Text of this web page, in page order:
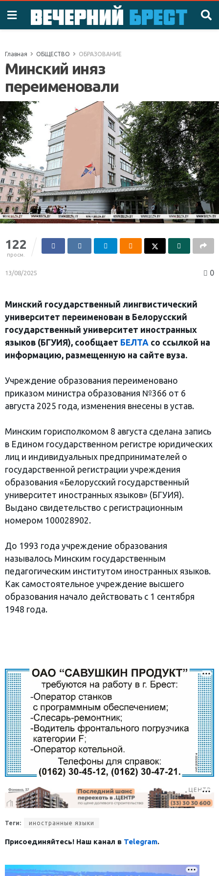
Главная ОБЩЕСТВО ОБРАЗОВАНИЕ
Минский иняз
переименовали
122
просм.
13/08/2025 0
Минский государственный лингвистический
университет переименован в Белорусский
государственный университет иностранных
языков (БГУИЯ), сообщает БЕЛТА со ссылкой на
информацию, размещенную на сайте вуза.
Учреждение образования переименовано
приказом министра образования №366 от 6
августа 2025 года, изменения внесены в устав.
Минским горисполкомом 8 августа сделана запись
в Едином государственном регистре юридических
лиц и индивидуальных предпринимателей о
государственной регистрации учреждения
образования «Белорусский государственный
университет иностранных языков» (БГУИЯ).
Выдано свидетельство с регистрационным
номером 100028902.
До 1993 года учреждение образования
называлось Минским государственным
педагогическим институтом иностранных языков.
Как самостоятельное учреждение высшего
образования начало действовать с 1 сентября
1948 года.
Теги: иностранные языки
Присоединяйтесь! Наш канал в Telegram.